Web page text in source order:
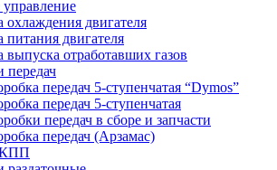
управление
охлаждения двигателя
питания двигателя
выпуска отработавших газов
передач
передач 5-ступенчатая “Dymos”
передач 5-ступенчатая
передач в сборе и запчасти
передач (Арзамас)